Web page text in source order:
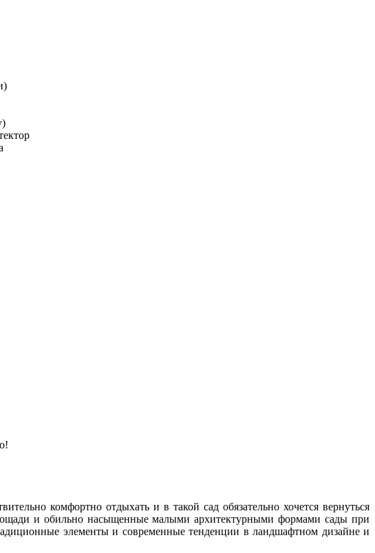
комфортно отдыхать и в такой сад обязательно хочется вернуться
и обильно насыщенные малыми архитектурными формами сады при
элементы и современные тенденции в ландшафтном дизайне и